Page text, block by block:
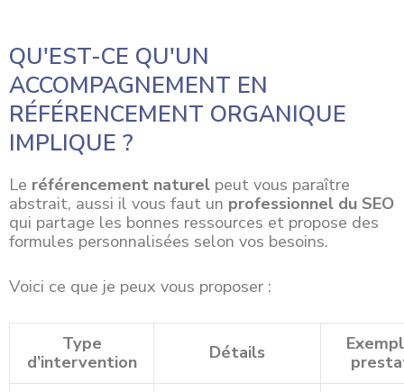
QU'EST-CE QU'UN
ACCOMPAGNEMENT EN
RÉFÉRENCEMENT ORGANIQUE
IMPLIQUE ?
Le référencement naturel peut vous paraître
abstrait, aussi il vous faut un professionnel du SEO
qui partage les bonnes ressources et propose des
formules personnalisées selon vos besoins.
Voici ce que je peux vous proposer :
Type
d’intervention
Détails